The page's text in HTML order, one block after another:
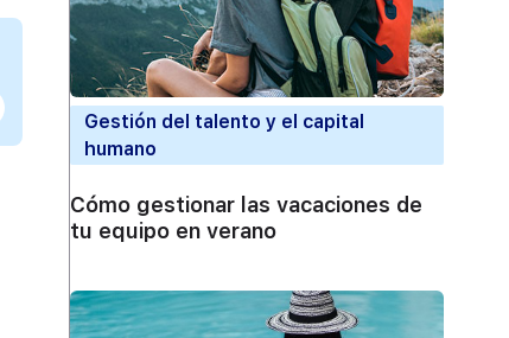
Gestión del talento y el capital
humano
Cómo gestionar las vacaciones de
tu equipo en verano